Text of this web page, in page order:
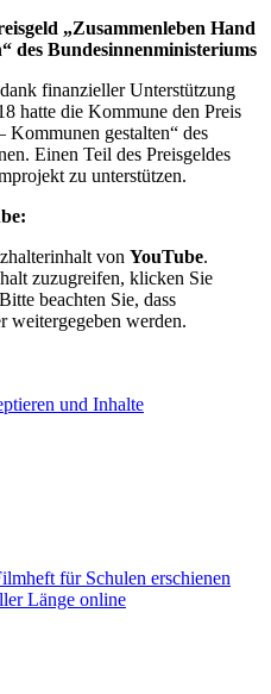
„Zusammenleben Hand
des Bundesinnenministeriums
finanzieller Unterstützung
hatte die Kommune den Preis
Kommunen gestalten“ des
Einen Teil des Preisgeldes
zu unterstützen.
von YouTube.
zuzugreifen, klicken Sie
beachten Sie, dass
weitergegeben werden.
und Inhalte
für Schulen erschienen
Länge online